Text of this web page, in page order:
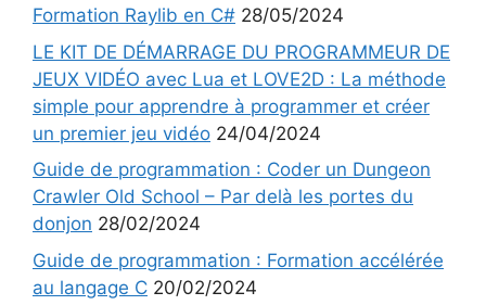
Formation Raylib en C# 28/05/2024
LE KIT DE DÉMARRAGE DU PROGRAMMEUR DE
JEUX VIDÉO avec Lua et LOVE2D : La méthode
simple pour apprendre à programmer et créer
un premier jeu vidéo 24/04/2024
Guide de programmation : Coder un Dungeon
Crawler Old School – Par delà les portes du
donjon 28/02/2024
Guide de programmation : Formation accélérée
au langage C 20/02/2024